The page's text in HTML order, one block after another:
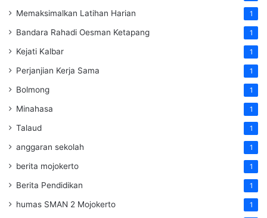
Memaksimalkan Latihan Harian 1
Bandara Rahadi Oesman Ketapang 1
Kejati Kalbar 1
Perjanjian Kerja Sama 1
Bolmong 1
Minahasa 1
Talaud 1
anggaran sekolah 1
berita mojokerto 1
Berita Pendidikan 1
humas SMAN 2 Mojokerto 1